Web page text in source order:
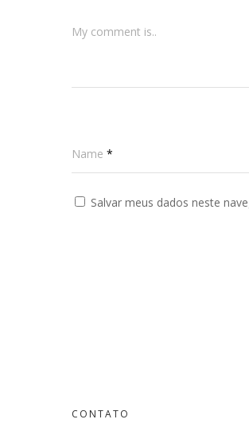
My comment is..
Name *
Salvar meus dados neste
CONTATO